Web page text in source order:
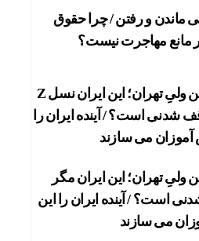
ماندن و رفتن / چرا حقوق
مانع مهاجرت نیست؟
سیلیکن ولیِ تهران؛ این ایران نسل Z
شدنی است؟ / آینده ایران را
آموزان می سازند
ولیِ تهران؛ این ایران مگر
است؟ / آینده ایران را این
می سازند